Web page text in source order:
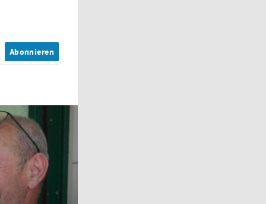
Abonnieren